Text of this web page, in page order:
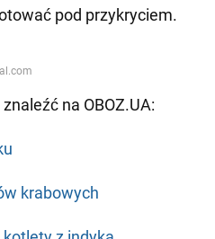
pod przykryciem.
na OBOZ.UA:
krabowych